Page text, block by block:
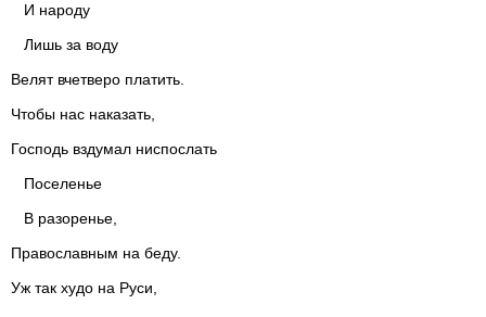
И народу
Лишь за воду
Велят вчетверо платить.
Чтобы нас наказать,
Господь вздумал ниспослать
Поселенье
В разоренье,
Православным на беду.
Уж так худо на Руси,